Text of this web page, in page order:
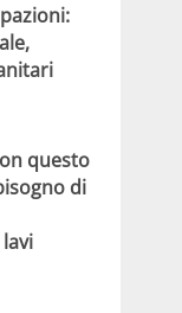
questo
di